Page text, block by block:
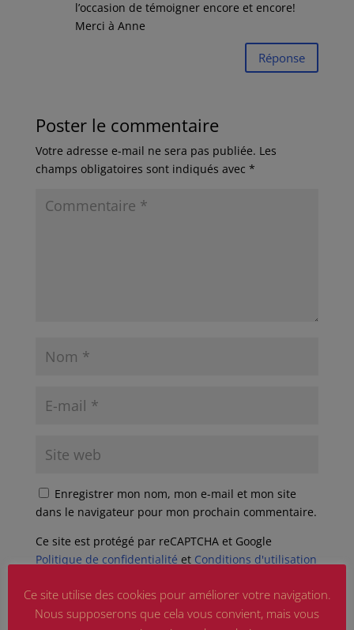
l’occasion de témoigner encore et encore!
Merci à Anne
Réponse
Poster le commentaire
Votre adresse e-mail ne sera pas publiée. Les
champs obligatoires sont indiqués avec *
Enregistrer mon nom, mon e-mail et mon site
dans le navigateur pour mon prochain commentaire.
Ce site est protégé par reCAPTCHA et Google
Politique de confidentialité et Conditions d'utilisation
Ce site utilise des cookies pour améliorer votre navigation.
Nous supposerons que cela vous convient, mais vous